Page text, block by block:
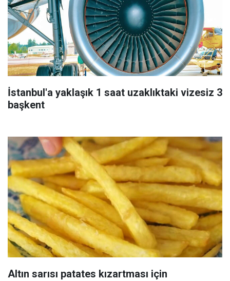
İstanbul'a yaklaşık 1 saat uzaklıktaki vizesiz 3
başkent
Altın sarısı patates kızartması için